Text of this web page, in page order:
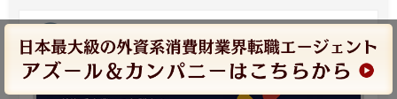
randstad（ランスタッド）